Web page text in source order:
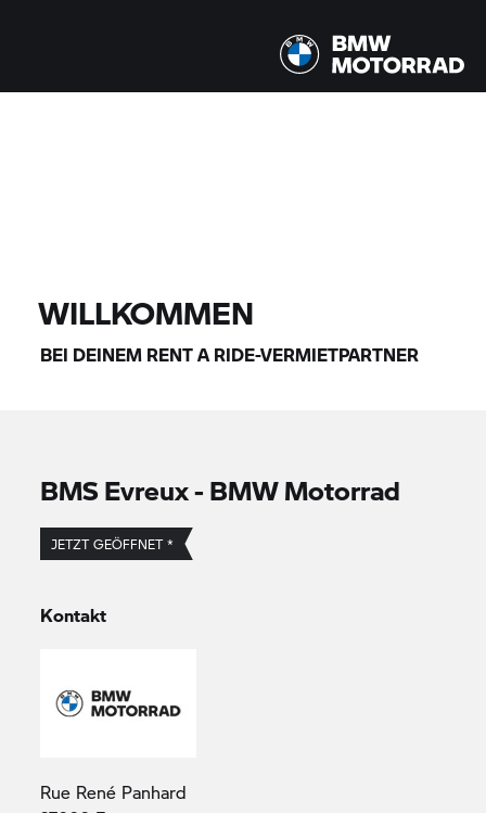
WILLKOMMEN
BEI DEINEM RENT A RIDE-VERMIETPARTNER
BMS Evreux - BMW Motorrad
JETZT GEÖFFNET *
Kontakt
Rue René Panhard